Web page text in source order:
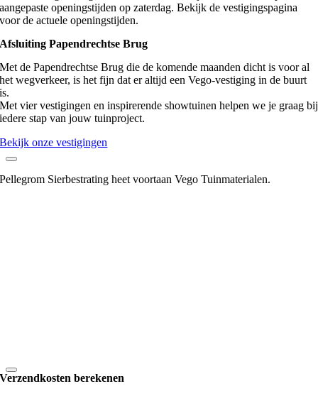
aangepaste openingstijden op zaterdag. Bekijk de vestigingspagina
voor de actuele openingstijden.
Afsluiting Papendrechtse Brug
Met de Papendrechtse Brug die de komende maanden dicht is voor al
het wegverkeer, is het fijn dat er altijd een Vego-vestiging in de buurt
is.
Met vier vestigingen en inspirerende showtuinen helpen we je graag bij
iedere stap van jouw tuinproject.
Bekijk onze vestigingen
Pellegrom Sierbestrating heet voortaan Vego Tuinmaterialen.
Verzendkosten berekenen